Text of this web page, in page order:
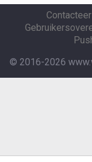
© 2016-2026